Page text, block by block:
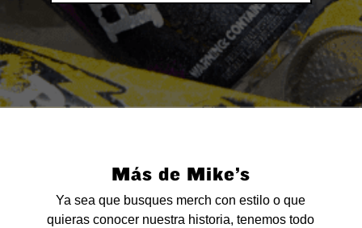
Más de Mike’s
Ya sea que busques merch con estilo o que
quieras conocer nuestra historia, tenemos todo